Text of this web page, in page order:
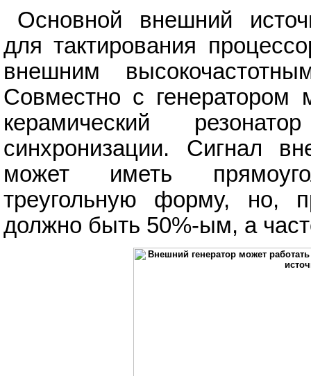
Основной внешний
для тактирования
внешним
Совместно с генератором
керамический
синхронизации. Сигнал
может иметь
треугольную форму, но,
должно быть 50%-ым, а